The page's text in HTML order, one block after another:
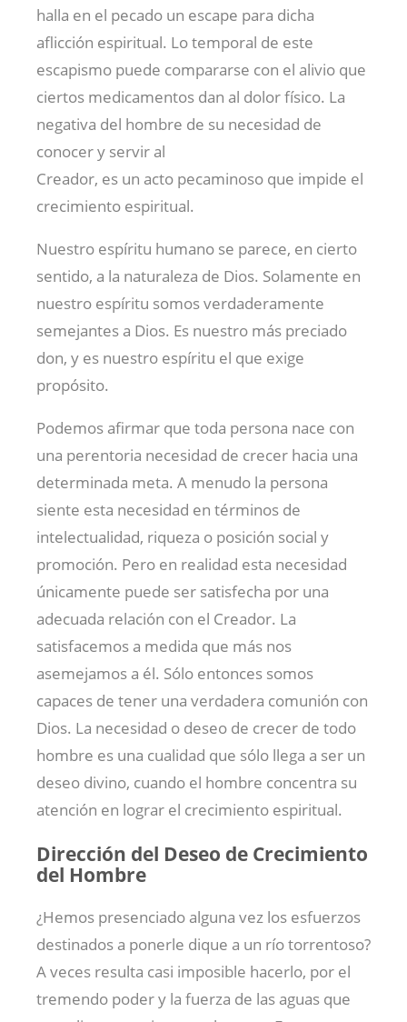
halla en el pecado un escape para dicha
aflicción espiritual. Lo temporal de este
escapismo puede compararse con el alivio que
ciertos medicamentos dan al dolor físico. La
negativa del hombre de su necesidad de
conocer y servir al
Creador, es un acto pecaminoso que impide el
crecimiento espiritual.
Nuestro espíritu humano se parece, en cierto
sentido, a la naturaleza de Dios. Solamente en
nuestro espíritu somos verdaderamente
semejantes a Dios. Es nuestro más preciado
don, y es nuestro espíritu el que exige
propósito.
Podemos afirmar que toda persona nace con
una perentoria necesidad de crecer hacia una
determinada meta. A menudo la persona
siente esta necesidad en términos de
intelectualidad, riqueza o posición social y
promoción. Pero en realidad esta necesidad
únicamente puede ser satisfecha por una
adecuada relación con el Creador. La
satisfacemos a medida que más nos
asemejamos a él. Sólo entonces somos
capaces de tener una verdadera comunión con
Dios. La necesidad o deseo de crecer de todo
hombre es una cualidad que sólo llega a ser un
deseo divino, cuando el hombre concentra su
atención en lograr el crecimiento espiritual.
Dirección del Deseo de Crecimiento
del Hombre
¿Hemos presenciado alguna vez los esfuerzos
destinados a ponerle dique a un río torrentoso?
A veces resulta casi imposible hacerlo, por el
tremendo poder y la fuerza de las aguas que